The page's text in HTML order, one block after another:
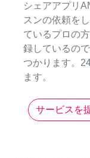
シェアアプリ
スンの依頼を
ているプロの
録しているの
つかります。
ます。
サービスを